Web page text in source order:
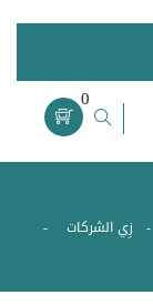
0
زِي الشركات